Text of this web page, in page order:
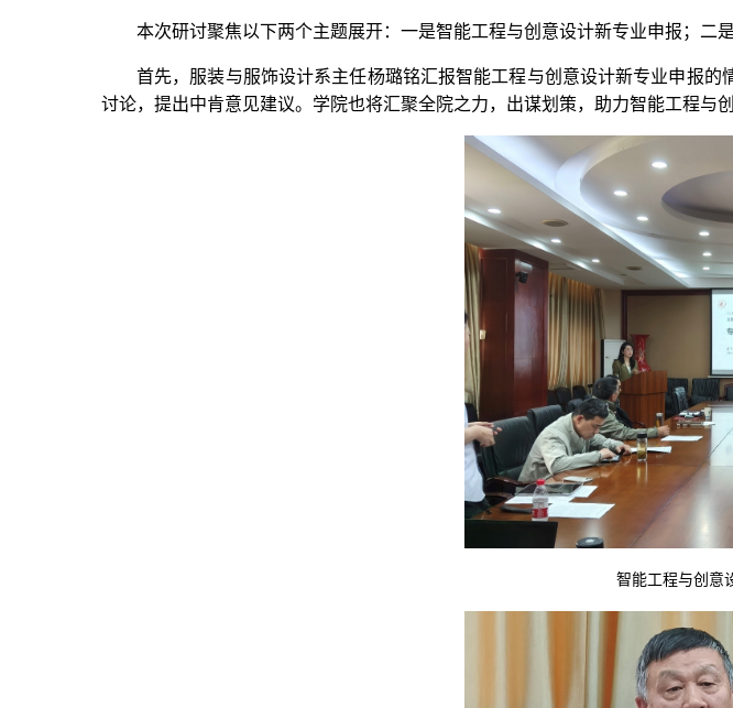
本次研讨聚焦以下两个主题展开：一是智能工程与创意设计新专业申报；二
首先，服装与服饰设计系主任杨璐铭汇报智能工程与创意设计新专业申报
讨论，提出中肯意见建议。学院也将汇聚全院之力，出谋划策，助力智能工程与
智能工程与创意